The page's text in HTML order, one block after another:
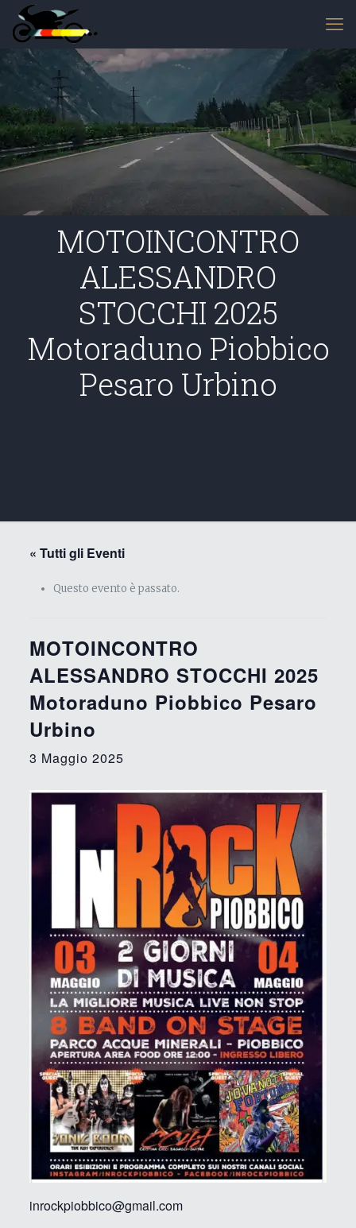
MOTOINCONTRO
ALESSANDRO
STOCCHI 2025
Motoraduno Piobbico
Pesaro Urbino
« Tutti gli Eventi
Questo evento è passato.
MOTOINCONTRO
ALESSANDRO STOCCHI 2025
Motoraduno Piobbico Pesaro
Urbino
3 Maggio 2025
inrockpiobbico@gmail.com